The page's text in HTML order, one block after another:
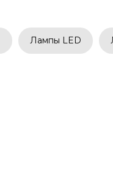
Лампы LED